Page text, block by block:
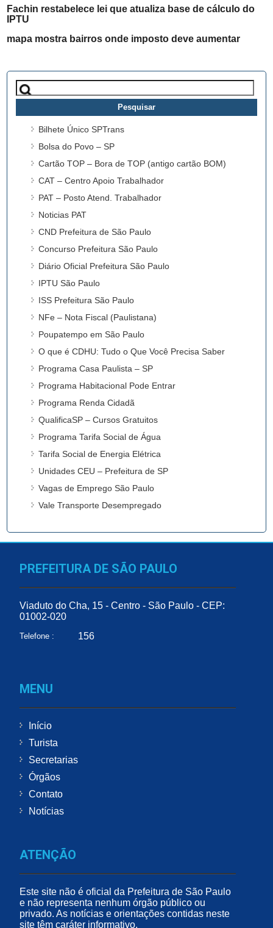
Fachin restabelece lei que atualiza base de cálculo do
IPTU
mapa mostra bairros onde imposto deve aumentar
Pesquisar
por:
Bilhete Único SPTrans
Bolsa do Povo – SP
Cartão TOP – Bora de TOP (antigo cartão BOM)
CAT – Centro Apoio Trabalhador
PAT – Posto Atend. Trabalhador
Noticias PAT
CND Prefeitura de São Paulo
Concurso Prefeitura São Paulo
Diário Oficial Prefeitura São Paulo
IPTU São Paulo
ISS Prefeitura São Paulo
NFe – Nota Fiscal (Paulistana)
Poupatempo em São Paulo
O que é CDHU: Tudo o Que Você Precisa Saber
Programa Casa Paulista – SP
Programa Habitacional Pode Entrar
Programa Renda Cidadã
QualificaSP – Cursos Gratuitos
Programa Tarifa Social de Água
Tarifa Social de Energia Elétrica
Unidades CEU – Prefeitura de SP
Vagas de Emprego São Paulo
Vale Transporte Desempregado
PREFEITURA DE SÃO PAULO
Viaduto do Cha, 15 - Centro - São Paulo - CEP:
01002-020
Telefone : 156
MENU
Início
Turista
Secretarias
Órgãos
Contato
Notícias
ATENÇÃO
Este site não é oficial da Prefeitura de São Paulo
e não representa nenhum órgão público ou
privado. As notícias e orientações contidas neste
site têm caráter informativo.